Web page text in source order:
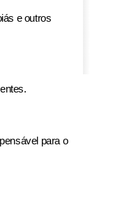
e outros
para o